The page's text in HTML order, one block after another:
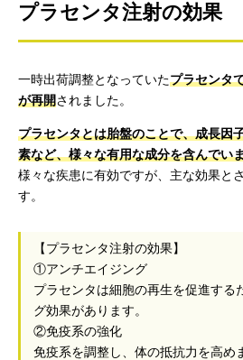
プラセンタ注射の効果
一時出荷調整となっていたプラセンタ
が再開されました。
プラセンタとは胎盤のことで、成長因
素など、様々な有用な成分を含んでい
様々な疾患に有効ですが、主な効果と
す。
【プラセンタ注射の効果】
①アンチエイジング
プラセンタは細胞の再生を促進する
グ効果があります。
②免疫系の強化
免疫系を調整し、体の抵抗力を高め